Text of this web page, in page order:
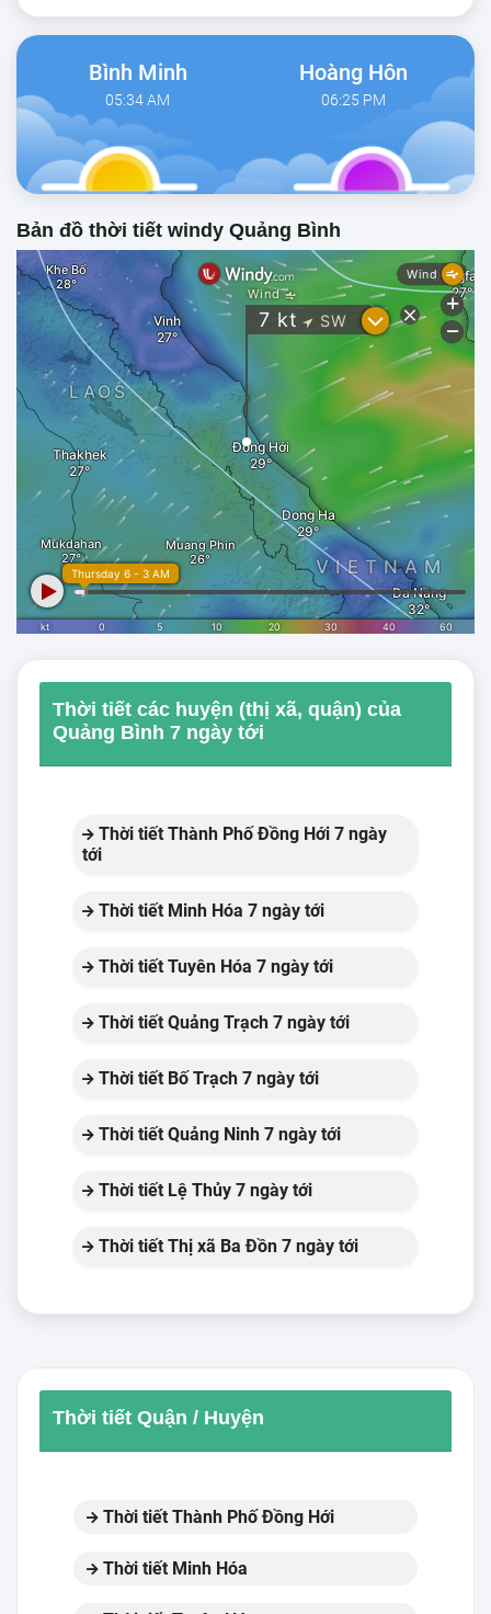
Bình Minh
05:34 AM
Hoàng Hôn
06:25 PM
Bản đồ thời tiết windy Quảng Bình
Thời tiết các huyện (thị xã, quận) của
Quảng Bình 7 ngày tới
Thời tiết Thành Phố Đồng Hới 7 ngày
tới
Thời tiết Minh Hóa 7 ngày tới
Thời tiết Tuyên Hóa 7 ngày tới
Thời tiết Quảng Trạch 7 ngày tới
Thời tiết Bố Trạch 7 ngày tới
Thời tiết Quảng Ninh 7 ngày tới
Thời tiết Lệ Thủy 7 ngày tới
Thời tiết Thị xã Ba Đồn 7 ngày tới
Thời tiết Quận / Huyện
Thời tiết Thành Phố Đồng Hới
Thời tiết Minh Hóa